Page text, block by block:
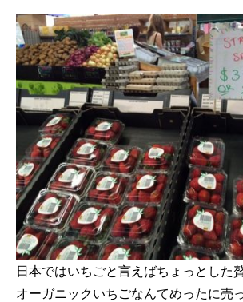
日本ではいちごと言えばちょっとした贅
オーガニックいちごなんてめったに売